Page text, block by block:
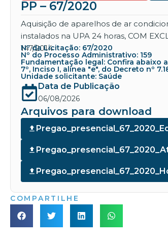
PP – 67/2020
Aquisição de aparelhos de ar
instalados na UPA 24 horas, COM
147/2014
Nº da Licitação: 67/2020
Nº do Processo Administrativo: 159
Fundamentação legal: Confira abaixo
7º, Inciso I, alínea "e", do Decreto nº
Unidade solicitante: Saúde
Data de Publicação
06/08/2026
Arquivos para download
COMPARTILHE